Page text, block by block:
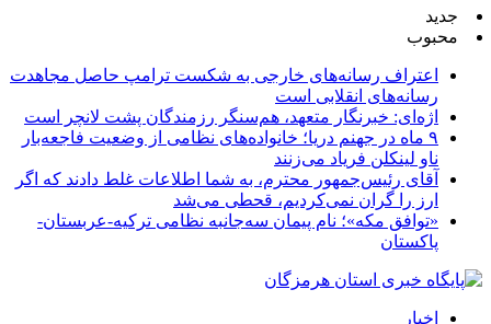
جدید
محبوب
اعتراف رسانه‌های خارجی به شکست ترامپ حاصل مجاهدت
رسانه‌های انقلابی است
اژه‌ای: خبرنگار متعهد، هم‌سنگر رزمندگان پشت لانچر است
۹ ماه در جهنم دریا؛ خانواده‌های نظامی از وضعیت فاجعه‌بار
ناو لینکلن فریاد می‌زنند
آقای رئیس‌جمهور محترم، به شما اطلاعات غلط دادند که اگر
ارز را گران نمی‌کردیم، قحطی می‌شد
«توافق مکه»؛ نام پیمان سه‌جانبه نظامی ترکیه-عربستان-
پاکستان
اخبار